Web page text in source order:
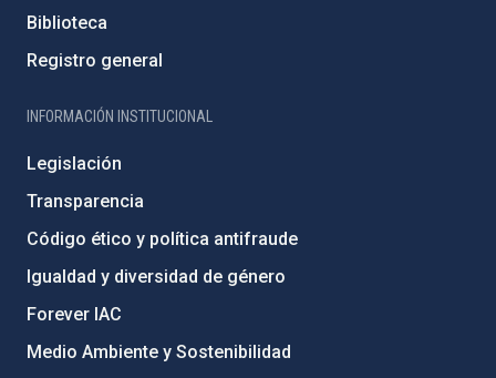
Biblioteca
Registro general
INFORMACIÓN INSTITUCIONAL
Legislación
Transparencia
Código ético y política antifraude
Igualdad y diversidad de género
Forever IAC
Medio Ambiente y Sostenibilidad